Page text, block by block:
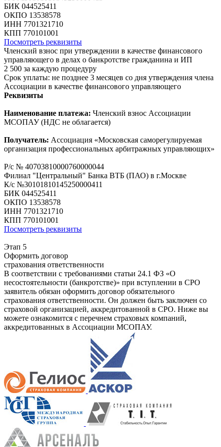
БИК 044525411
ОКПО 13538578
ИНН 7701321710
КПП 770101001
Посмотреть реквизиты
Членский взнос при утверждении в качестве финансового
управляющего в делах о банкротстве гражданина и ИП
2 500 за каждую процедуру
Срок уплаты: не позднее 3 месяцев со дня утверждения члена
Ассоциации в качестве финансового управляющего
Реквизиты
Наименование платежа: Членский взнос Ассоциации
МСОПАУ (НДС не облагается)
Получатель: Ассоциация «Московская саморегулируемая
организация профессиональных арбитражных управляющих»
Р/с № 40703810000760000044
Филиал "Центральный" Банка ВТБ (ПАО) в г.Москве
К/с №30101810145250000411
БИК 044525411
ОКПО 13538578
ИНН 7701321710
КПП 770101001
Посмотреть реквизиты
Этап 5
Оформить договор
страхования ответственности
В соответствии с требованиями статьи 24.1 ФЗ «О
несостоятельности (банкротстве)» при вступлении в СРО
заявитель обязан оформить договор обязательного
страхования ответственности. Он должен быть заключен со
страховой организацией, аккредитованной в СРО. Ниже вы
можете ознакомится с перечнем страховых компаний,
аккредитованных в Ассоциации МСОПАУ.